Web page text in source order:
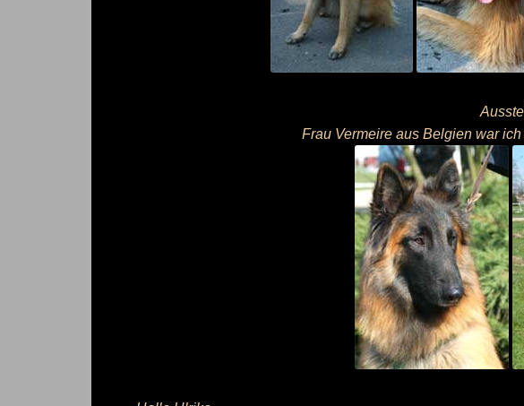
Frau Vermeire aus Belgien war